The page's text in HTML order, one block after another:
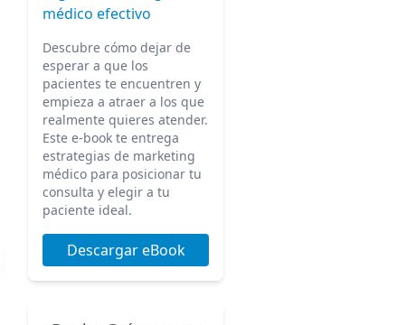
médico efectivo
Descubre cómo dejar de
esperar a que los
pacientes te encuentren y
empieza a atraer a los que
realmente quieres atender.
Este e-book te entrega
estrategias de marketing
médico para posicionar tu
consulta y elegir a tu
paciente ideal.
Descargar eBook